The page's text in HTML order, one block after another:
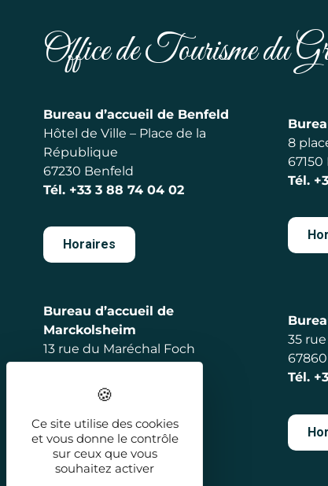
Office de Tourisme du
Bureau d’accueil de Benfeld
Hôtel de Ville – Place de la
République
67230 Benfeld
Tél. +33 3 88 74 04 02
Horaires
8
Tél.
Bureau d’accueil de
Marckolsheim
13 rue du Maréchal Foch
+33 3 88 92 56 98
Horaires
35
Tél.
Ce site utilise des cookies
et vous donne le contrôle
sur ceux que vous
souhaitez activer